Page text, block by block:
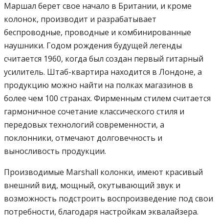
Маршал берет свое начало в Британии, и кроме
колонок, производит и разрабатывает
беспроводные, проводные и комбинированные
наушники. Годом рождения будущей легенды
считается 1960, когда был создан первый гитарный
усилитель. Штаб-квартира находится в Лондоне, а
продукцию можно найти на полках магазинов в
более чем 100 странах. Фирменным стилем считается
гармоничное сочетание классического стиля и
передовых технологий современности, а
поклонники, отмечают долговечность и
выносливость продукции.
Производимые Marshall колонки, имеют красивый
внешний вид, мощный, окутывающий звук и
возможность подстроить воспроизведение под свои
потребности, благодаря настройкам эквалайзера.